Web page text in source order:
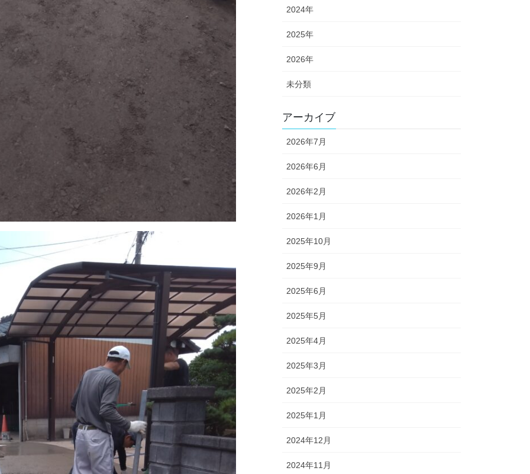
2024年
2025年
2026年
未分類
アーカイブ
2026年7月
2026年6月
2026年2月
2026年1月
2025年10月
2025年9月
2025年6月
2025年5月
2025年4月
2025年3月
2025年2月
2025年1月
2024年12月
2024年11月